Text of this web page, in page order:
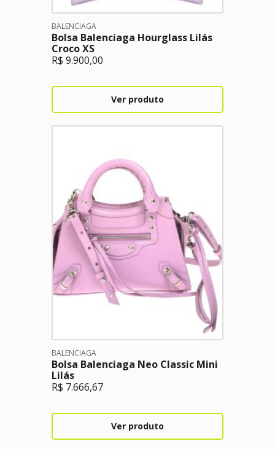
BALENCIAGA
Bolsa Balenciaga Hourglass Lilás
Croco XS
R$ 9.900,00
Ver produto
BALENCIAGA
Bolsa Balenciaga Neo Classic Mini
Lilás
R$ 7.666,67
Ver produto